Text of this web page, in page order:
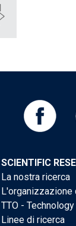
SCIENTIFIC
La nostra ricerca
L'organizzazione
TTO -
Linee di ricerca